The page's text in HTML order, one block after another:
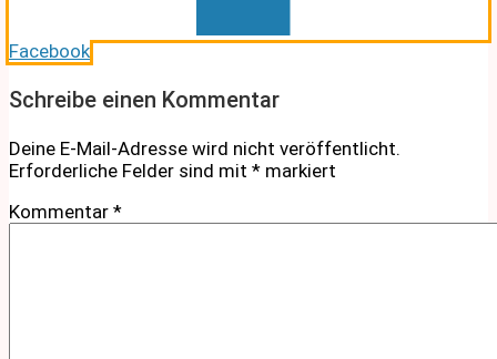
Facebook
Schreibe einen Kommentar
Deine E-Mail-Adresse wird nicht veröffentlicht.
Erforderliche Felder sind mit * markiert
Kommentar *